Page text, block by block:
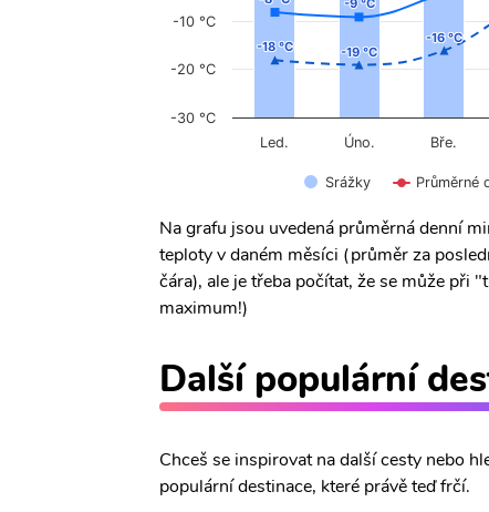
-9 °C
-9 °C
-18 °C
-18 °C -19 °C
-19 °C
-16 °C
-16 °C
Srážky Průměrné
Led. Úno. Bře.
-30 °C
-20 °C
-10 °C
Na grafu jsou uvedená průměrná denní
teploty v daném měsíci (průměr za
čára), ale je třeba počítat, že se může při
maximum!)
Další populární
Chceš se inspirovat na další cesty nebo
populární destinace, které právě teď frčí.